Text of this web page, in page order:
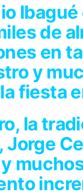
de
en
y
fiesta
la
Jorge